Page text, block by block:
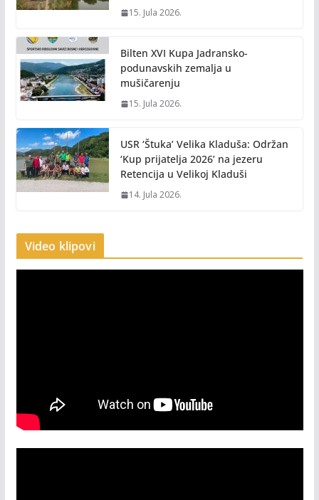
15. Jula 2026.
Bilten XVI Kupa Jadransko-
podunavskih zemalja u
mušičarenju
15. Jula 2026.
USR ‘Štuka’ Velika Kladuša: Održan
‘Kup prijatelja 2026’ na jezeru
Retencija u Velikoj Kladuši
14. Jula 2026.
Video klipovi